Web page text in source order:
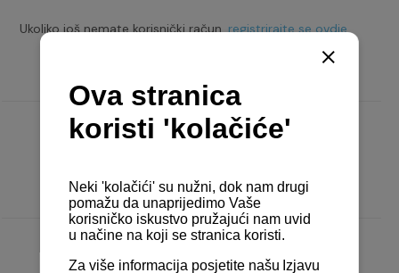
Ukoliko još nemate korisnički račun,registrirajte se ovdje.